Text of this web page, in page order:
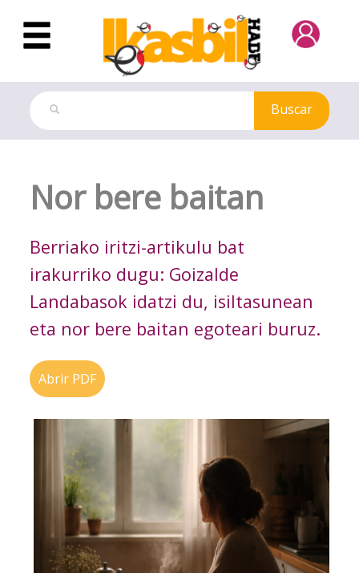
Saltar al contenido principal
Buscar
Nor bere baitan
Berriako iritzi-artikulu bat
irakurriko dugu: Goizalde
Landabasok idatzi du, isiltasunean
eta nor bere baitan egoteari buruz.
Abrir PDF